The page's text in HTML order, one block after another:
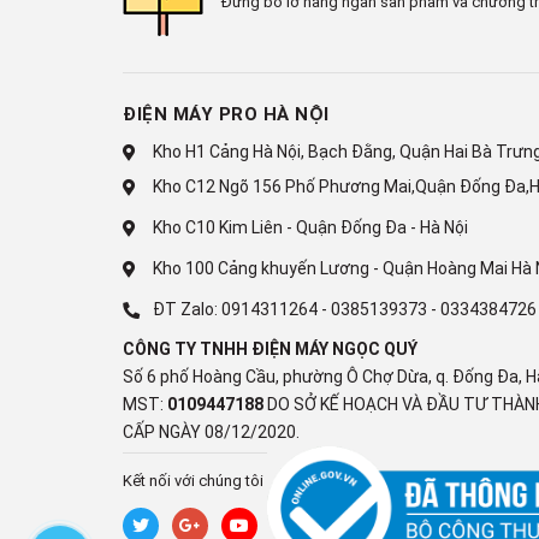
Công nghệ EvenTemp duy
độ ổn định, duy trì hơi lạnh giúp giữ hương vị và kết
Công nghệ TasteGuard
Công nghệ TasteGuard sử dụng bộ lọc than hoạt
của bạn luôn tươi mát, sạch khuẩn và không còn
Nguyên nhân khiến tủ lạnh
khắc phục
Tủ lạnh bị trầy xước hay bị bất kỳ hư hỏng nào là
chúng ta không thể tránh khỏi việc này. Vậy
như thế nào? Hãy cùng đi tìm lời giải đáp trong bài
ĐIỆN MÁY PRO HÀ NỘI
Kho H1 Cảng Hà Nội, Bạch Đằng, Quận Hai Bà
Kho C12 Ngõ 156 Phố Phương Mai,Quận Đống
Kho C10 Kim Liên - Quận Đống Đa - Hà Nội
Kho 100 Cảng khuyến Lương - Quận Hoàng Mai Hà
ĐT Zalo: 0914311264 - 0385139373 - 0334384726
CÔNG TY TNHH ĐIỆN MÁY NGỌC QUÝ
Số 6 phố Hoàng Cầu, phường Ô Chợ Dừa, q. Đống Đa,
MST: 0109447188DO SỞ KẾ HOẠCH VÀ ĐẦU TƯ
CẤP NGÀY 08/12/2020.
Kết nối với chúng tôi